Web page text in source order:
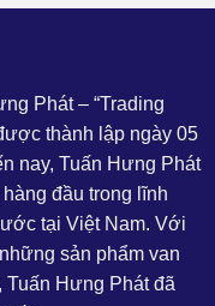
Phát – “Trading
thành lập ngày 05
nay, Tuấn Hưng Phát
đầu trong lĩnh
tại Việt Nam. Với
sản phẩm van
Tuấn Hưng Phát đã